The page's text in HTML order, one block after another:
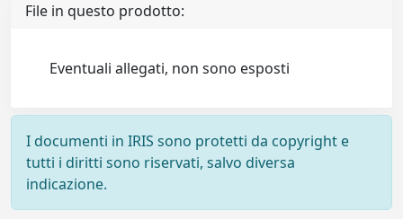
File in questo prodotto:
Eventuali allegati, non sono esposti
I documenti in IRIS sono protetti da copyright e
tutti i diritti sono riservati, salvo diversa
indicazione.